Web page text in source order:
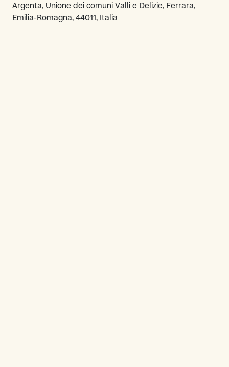
Argenta, Unione dei comuni Valli e Delizie, Ferrara,
Emilia-Romagna, 44011, Italia